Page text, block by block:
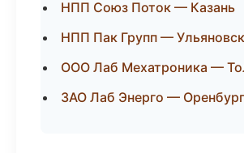
НПП Союз Поток — Казань
НПП Пак Групп — Ульяновск
ООО Лаб Мехатроника —
ЗАО Лаб Энерго — Оренбург